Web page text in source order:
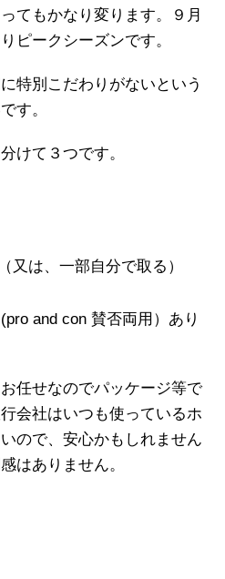
てもかなり変ります。９月
ピークシーズンです。
特別こだわりがないという
す。
けて３つです。
は、一部自分で取る）
and con 賛否両用）あり
任せなのでパッケージ等で
会社はいつも使っているホ
ので、安心かもしれません
はありません。